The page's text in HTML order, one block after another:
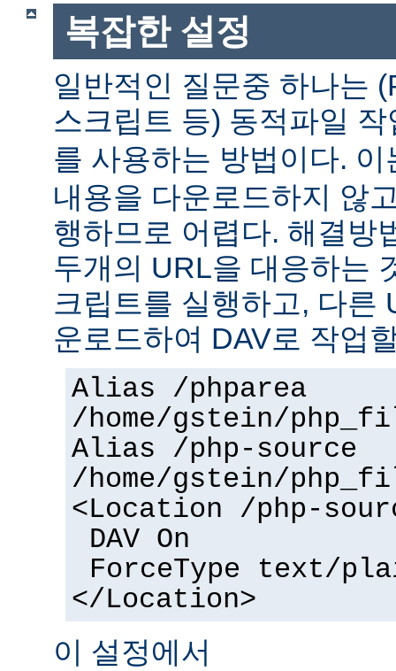
복잡한 설정
일반적인 질문중 하나는
스크립트 등) 동적파일
를 사용하는 방법이다.
내용을 다운로드하지 않
행하므로 어렵다. 해결방
두개의 URL을 대응하는
크립트를 실행하고, 다른
운로드하여 DAV로 작업
Alias /phparea
/home/gstein/
Alias /php-source
/home/gstein/
<Location /php-
DAV On
ForceType text/
</Location>
이 설정에서